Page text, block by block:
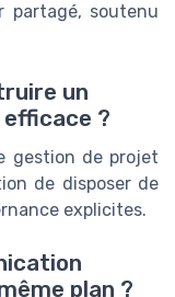
partagé, soutenu
un
?
gestion de projet
de disposer de
explicites.
plan ?